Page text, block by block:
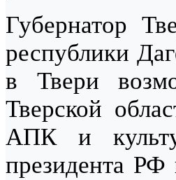
Губернатор
республики
в Твери
Тверской
АПК и
президента